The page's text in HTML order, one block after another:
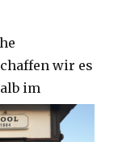
wir es
im